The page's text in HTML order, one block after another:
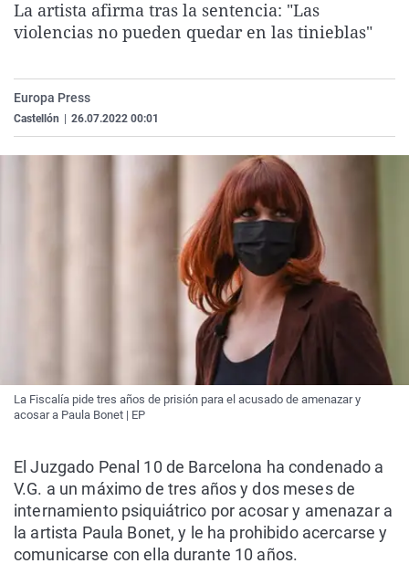
La rosa de los vientos
Como el perro y el
Caso
Equipo de
Extremadura
La Rioja
País Vasco
Virales
Elecciones
La artista afirma tras la sentencia: "Las
violencias no pueden quedar en las tinieblas"
Europa Press
Castellón 26.07.2022 00:01
La Fiscalía pide tres años de prisión para el acusado de amenazar y
acosar a Paula Bonet | EP
El Juzgado Penal 10 de Barcelona ha condenado a
V.G. a un máximo de tres años y dos meses de
internamiento psiquiátrico por acosar y amenazar a
la artista Paula Bonet, y le ha prohibido acercarse y
comunicarse con ella durante 10 años.